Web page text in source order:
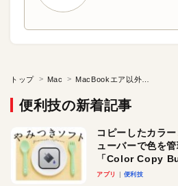
トップ Mac
便利技の新着記事
コピーしたカラ
ューバーで色を
「Color Copy
アプリ 便利技